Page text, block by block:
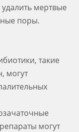
мертвые
поры.
такие
могут
могут